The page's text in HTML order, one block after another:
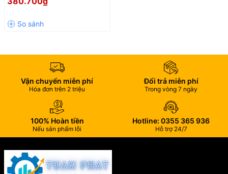
220v nhập khẩu chính hãng
Vận chuyển miễn phí
Hóa đơn trên 2 triệu
Đổi trả miễn phí
Trong vòng 7 ngày
100% Hoàn tiền
Nếu sản phẩm lỗi
Hotline: 0355 365 936
Hỗ trợ 24/7